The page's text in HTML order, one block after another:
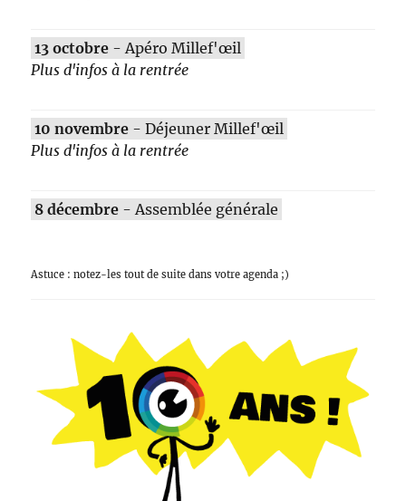
13 octobre - Apéro Millef'œil
Plus d'infos à la rentrée
10 novembre - Déjeuner Millef'œil
Plus d'infos à la rentrée
8 décembre - Assemblée générale
Astuce : notez-les tout de suite dans votre agenda ;)